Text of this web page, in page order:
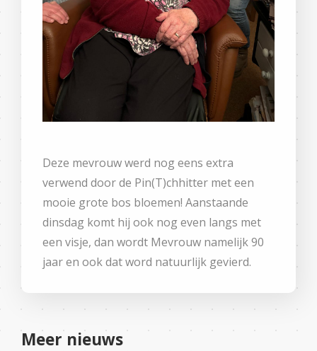
Deze mevrouw werd nog eens extra
verwend door de Pin(T)chhitter met een
mooie grote bos bloemen! Aanstaande
dinsdag komt hij ook nog even langs met
een visje, dan wordt Mevrouw namelijk 90
jaar en ook dat word natuurlijk gevierd.
Meer nieuws